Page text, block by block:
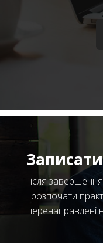
Після
розпочати
перенаправлені